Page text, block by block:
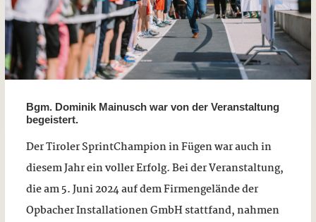
Bgm. Dominik Mainusch war von der Veranstaltung
begeistert.
Der Tiroler SprintChampion in Fügen war auch in
diesem Jahr ein voller Erfolg. Bei der Veranstaltung,
die am 5. Juni 2024 auf dem Firmengelände der
Opbacher Installationen GmbH stattfand, nahmen